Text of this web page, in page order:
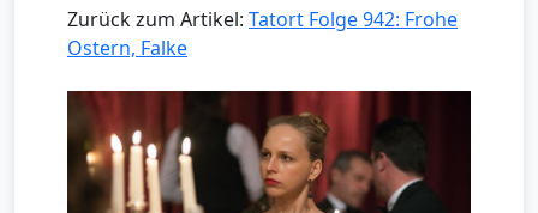
Zurück zum Artikel: Tatort Folge 942: Frohe
Ostern, Falke